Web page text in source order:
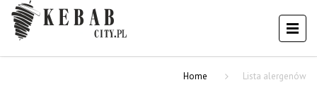
Home Lista alergenów